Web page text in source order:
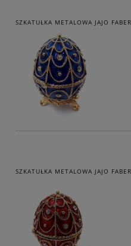
SZKATUŁKA METALOWA JAJO
SZKATUŁKA METALOWA JAJO